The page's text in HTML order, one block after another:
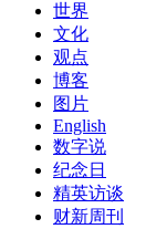
世界
文化
观点
博客
图片
English
数字说
纪念日
精英访谈
财新周刊